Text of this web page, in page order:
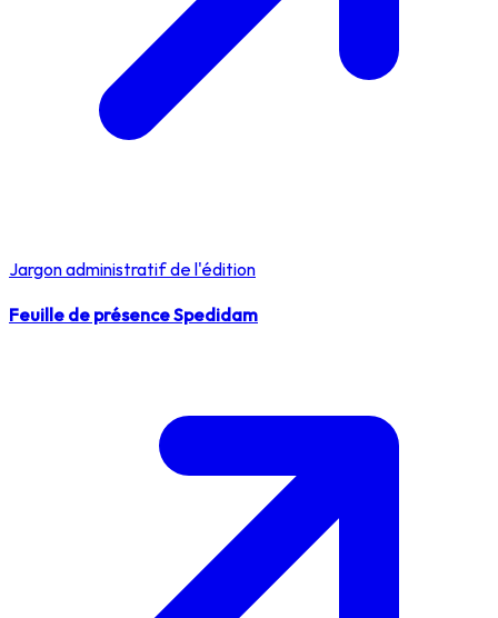
Jargon administratif de l'édition
Feuille de présence Spedidam